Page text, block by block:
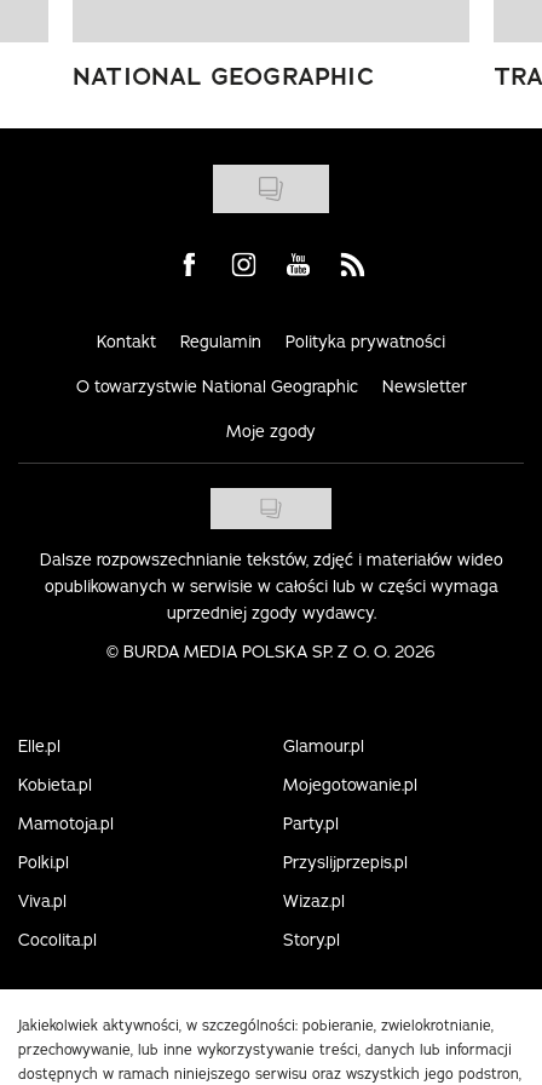
NATIONAL GEOGRAPHIC
Visit us on Facebook
Visit us on Instagram
Visit us on Youtube
Visit us on Rss
Kontakt Regulamin Polityka prywatności
O towarzystwie National Geographic Newsletter
Moje zgody
Dalsze rozpowszechnianie tekstów, zdjęć i materiałów wideo
opublikowanych w serwisie w całości lub w części wymaga
uprzedniej zgody wydawcy.
© BURDA MEDIA POLSKA SP. Z O. O. 2026
Elle.pl
Glamour.pl
Kobieta.pl
Mojegotowanie.pl
Mamotoja.pl
Party.pl
Polki.pl
Przyslijprzepis.pl
Viva.pl
Wizaz.pl
Cocolita.pl
Story.pl
Jakiekolwiek aktywności, w szczególności: pobieranie, zwielokrotnianie,
przechowywanie, lub inne wykorzystywanie treści, danych lub informacji
dostępnych w ramach niniejszego serwisu oraz wszystkich jego podstron,